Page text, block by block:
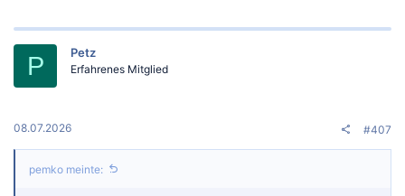
P Petz
Erfahrenes Mitglied
08.07.2026 #407
pemko meinte: